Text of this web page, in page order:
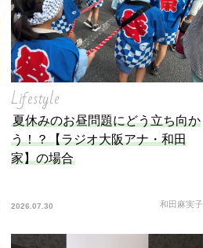
Lifestyle
夏休みのお昼問題にどう立ち向か
う！？【ラジオ大阪アナ・和田
家】の場合
2026.07.30 和田麻実子